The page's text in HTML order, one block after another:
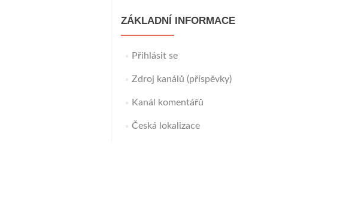
ZÁKLADNÍ INFORMACE
Přihlásit se
Zdroj kanálů (příspěvky)
Kanál komentářů
Česká lokalizace